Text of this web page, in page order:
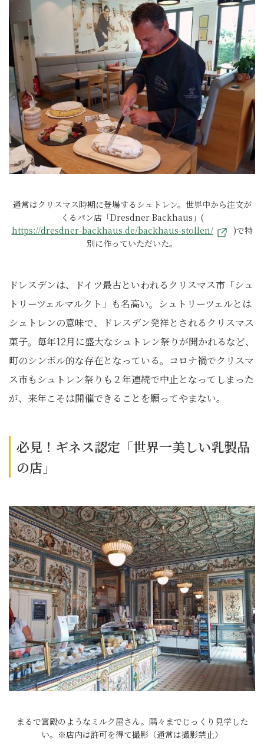
通常はクリスマス時期に登場するシュトレン。世界中から注文が
くるパン店「Dresdner Backhaus」(
https://dresdner-backhaus.de/backhaus-stollen/
)で特
別に作っていただいた。
ドレスデンは、ドイツ最古といわれるクリスマス市「シュ
トリーツェルマルクト」も名高い。シュトリーツェルとは
シュトレンの意味で、ドレスデン発祥とされるクリスマス
菓子。毎年12月に盛大なシュトレン祭りが開かれるなど、
町のシンボル的な存在となっている。コロナ禍でクリスマ
ス市もシュトレン祭りも２年連続で中止となってしまった
が、来年こそは開催できることを願ってやまない。
必見！ギネス認定「世界一美しい乳製品
の店」
まるで宮殿のようなミルク屋さん。隅々までじっくり見学した
い。※店内は許可を得て撮影（通常は撮影禁止）